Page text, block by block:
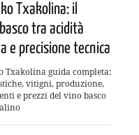
Txakolina: il
tra acidità
e precisione tecnica
Txakolina guida completa:
vitigni, produzione,
e prezzi del vino basco